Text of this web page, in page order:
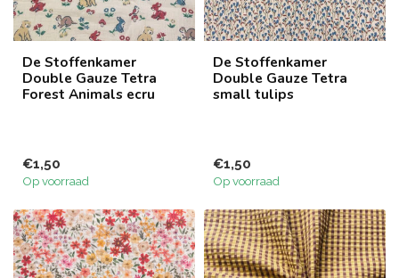
De Stoffenkamer
Double Gauze Tetra
Forest Animals ecru
€1,50
Op voorraad
De Stoffenkamer
Double Gauze Tetra
small tulips
€1,50
Op voorraad